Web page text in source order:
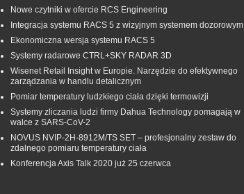
Nowe czytniki w ofercie RCS Engineering
Integracja systemu RACS 5 z wizyjnym systemem dozorowym
Ekonomiczna wersja systemu RACS 5
Systemy radarowe CTRL+SKY RADAR 3D
Wisenet Retail Insight w Europie. Narzędzie do efektywnego
zarządzania w handlu detalicznym
Pomiar temperatury ludzkiego ciała dzięki termowizji
Systemy zliczania ludzi firmy Dahua Technology pomagają w
walce z SARS-CoV-2
NOVUS NVIP-2H-8912M/TS SET – profesjonalny zestaw do
zdalnego pomiaru temperatury ciała
Konferencja Axis Talk 2020 już 25 czerwca